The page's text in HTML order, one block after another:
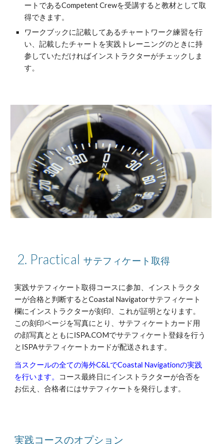
ートであるCompetent Crewを受講すると教材として取
得できます。
ワークブックに記載してあるチャートワーク練習を行
い、記載したチャートを実践トレーニングのときに持
参していただければインストラクターがチェックしま
す。
2. Practicalサテフィケート取得
実践サテフィケート取得コースに参加、インストラクタ
ーが合格と判断するとCoastal Navigatorサテフィケート
欄にインストラクターが刻印、これが証明となります。
この刻印ページを写真にとり、サテフィケートカード用
の顔写真とともにISPA.COMでサテフィケート登録を行う
とISPAサテフィケートカードが配送されます。
当スクールの全ての海外C&LでCoastal Navigationの実践
を行います。 コース最終日にインストラクターが合否を
お伝え、合格者にはサテフィケートを発行します。
実践コースのオプション